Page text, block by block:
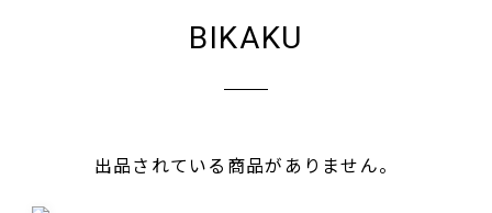
BIKAKU
出品されている商品がありません。